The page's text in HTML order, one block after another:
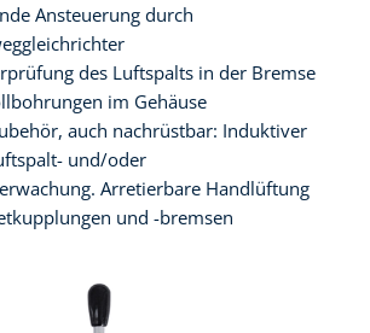
Ansteuerung durch
des Luftspalts in der Bremse
im Gehäuse
auch nachrüstbar: Induktiver
und/oder
Arretierbare Handlüftung
und -bremsen